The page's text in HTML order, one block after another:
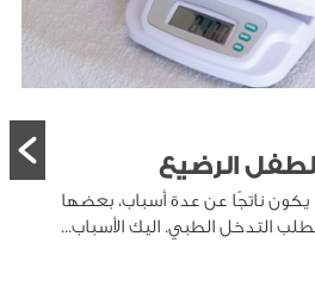
الرضيع
ناتجًا عن عدة أسباب، بعضها
التدخل الطبي. اليك الأسباب...